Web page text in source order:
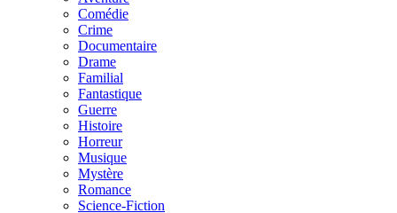
Comédie
Crime
Documentaire
Drame
Familial
Fantastique
Guerre
Histoire
Horreur
Musique
Mystère
Romance
Science-Fiction